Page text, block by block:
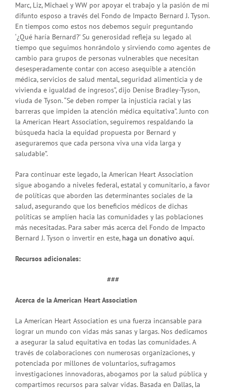
Marc, Liz, Michael y WW por apoyar el trabajo y la pasión de mi
difunto esposo a través del Fondo de Impacto Bernard J. Tyson.
En tiempos como estos nos debemos seguir preguntando
‘¿Qué haría Bernard?’ Su generosidad refleja su legado al
tiempo que seguimos honrándolo y sirviendo como agentes de
cambio para grupos de personas vulnerables que necesitan
desesperadamente contar con acceso asequible a atención
médica, servicios de salud mental, seguridad alimenticia y de
vivienda e igualdad de ingresos”, dijo Denise Bradley-Tyson,
viuda de Tyson. “Se deben romper la injusticia racial y las
barreras que impiden la atención médica equitativa”. Junto con
la American Heart Association, seguiremos respaldando la
búsqueda hacia la equidad propuesta por Bernard y
aseguraremos que cada persona viva una vida larga y
saludable”.
Para continuar este legado, la American Heart Association
sigue abogando a niveles federal, estatal y comunitario, a favor
de políticas que aborden las determinantes sociales de la
salud, asegurando que los beneficios médicos de dichas
políticas se amplíen hacia las comunidades y las poblaciones
más necesitadas. Para saber más acerca del Fondo de Impacto
Bernard J. Tyson o invertir en este, haga un donativo aquí.
Recursos adicionales:
###
Acerca de la American Heart Association
La American Heart Association es una fuerza incansable para
lograr un mundo con vidas más sanas y largas. Nos dedicamos
a asegurar la salud equitativa en todas las comunidades. A
través de colaboraciones con numerosas organizaciones, y
potenciada por millones de voluntarios, sufragamos
investigaciones innovadoras, abogamos por la salud pública y
compartimos recursos para salvar vidas. Basada en Dallas, la